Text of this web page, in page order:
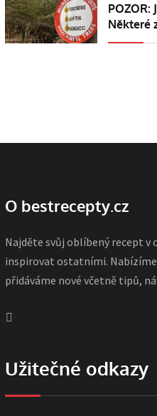
POZOR:
Některé
O bestrecepty.cz
Najděte svůj oblíbený recept v
inspirovat ostatními.
přidáváme nové včetně tipů,
Užitečné odkazy